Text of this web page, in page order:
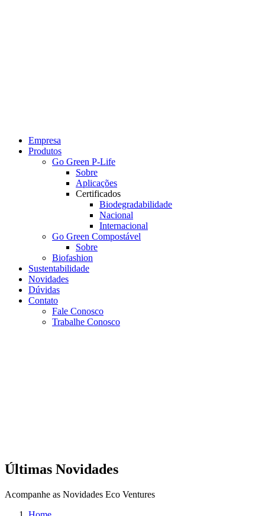
Empresa
Produtos
Go Green P-Life
Sobre
Aplicações
Certificados
Biodegradabilidade
Nacional
Internacional
Go Green Compostável
Sobre
Biofashion
Sustentabilidade
Novidades
Dúvidas
Contato
Fale Conosco
Trabalhe Conosco
Últimas Novidades
Acompanhe as Novidades Eco Ventures